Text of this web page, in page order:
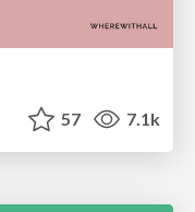
57 7.1k